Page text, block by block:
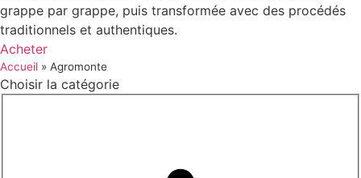
grappe par grappe, puis transformée avec des procédés
traditionnels et authentiques.
Acheter
Accueil » Agromonte
Choisir la catégorie